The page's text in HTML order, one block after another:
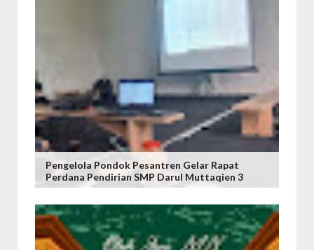
Pengelola Pondok Pesantren Gelar Rapat
Perdana Pendirian SMP Darul Muttaqien 3